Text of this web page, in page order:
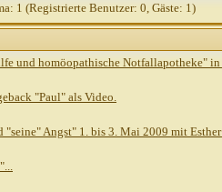
1 (Registrierte Benutzer: 0, Gäste: 1)
und homöopathische Notfallapotheke"
"Paul" als Video.
"seine" Angst" 1. bis 3. Mai 2009 mit